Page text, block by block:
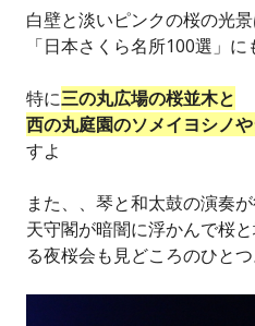
白壁と淡いピンクの桜の光
「日本さくら名所100選」に
特に三の丸広場の桜並木と
西の丸庭園のソメイヨシノ
すよ
また、、琴と和太鼓の演奏
天守閣が暗闇に浮かんで桜
る夜桜会も見どころのひとつ